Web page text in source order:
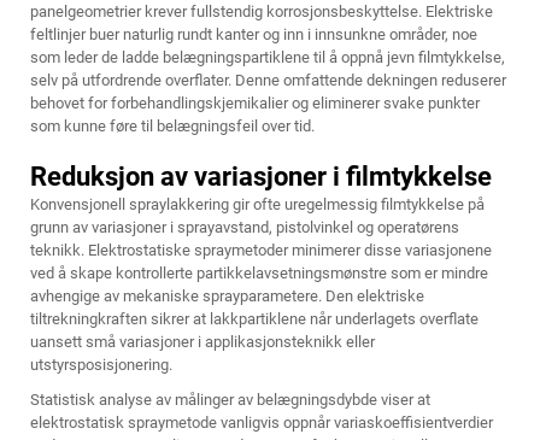
panelgeometrier krever fullstendig korrosjonsbeskyttelse. Elektriske
feltlinjer buer naturlig rundt kanter og inn i innsunkne områder, noe
som leder de ladde belægningspartiklene til å oppnå jevn filmtykkelse,
selv på utfordrende overflater. Denne omfattende dekningen reduserer
behovet for forbehandlingskjemikalier og eliminerer svake punkter
som kunne føre til belægningsfeil over tid.
Reduksjon av variasjoner i filmtykkelse
Konvensjonell spraylakkering gir ofte uregelmessig filmtykkelse på
grunn av variasjoner i sprayavstand, pistolvinkel og operatørens
teknikk. Elektrostatiske spraymetoder minimerer disse variasjonene
ved å skape kontrollerte partikkelavsetningsmønstre som er mindre
avhengige av mekaniske sprayparametere. Den elektriske
tiltrekningkraften sikrer at lakkpartiklene når underlagets overflate
uansett små variasjoner i applikasjonsteknikk eller
utstyrsposisjonering.
Statistisk analyse av målinger av belægningsdybde viser at
elektrostatisk spraymetode vanligvis oppnår variaskoeffisientverdier